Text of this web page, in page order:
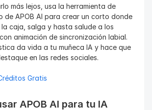
más lejos, usa la herramienta de
de APOB AI para crear un corto donde
caja, salga y hasta salude a los
animación de sincronización labial.
da vida a tu muñeca IA y hace que
en las redes sociales.
Gratis
APOB AI para tu IA